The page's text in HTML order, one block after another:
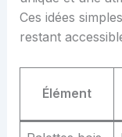
Ces idées
restant
Élément